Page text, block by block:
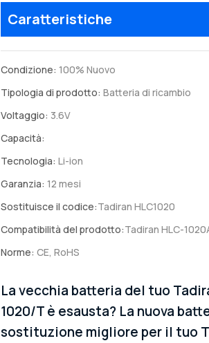
Caratteristiche
Condizione: 100% Nuovo
Tipologia di prodotto: Batteria di ricambio
Voltaggio: 3.6V
Capacità:
Tecnologia: Li-ion
Garanzia: 12 mesi
Sostituisce il codice:Tadiran HLC1020
Compatibilità del prodotto:Tadiran HLC-
Norme: CE, RoHS
La vecchia batteria del tuo
1020/T è esausta? La nuova
sostituzione migliore per il tuo